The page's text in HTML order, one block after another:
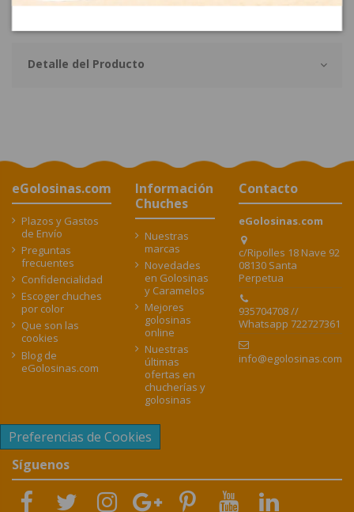
BOLAS JOYEROS SOY LUNA 24uds son 24 bolas con caramelos
Detalle del Producto
eGolosinas.com
Plazos y Gastos
de Envío
Preguntas
frecuentes
Confidencialidad
Escoger chuches
por color
Que son las
cookies
Blog de
eGolosinas.com
Información
Chuches
Nuestras
marcas
Novedades
en Golosinas
y Caramelos
Mejores
golosinas
online
Nuestras
últimas
ofertas en
chucherías y
golosinas
Contacto
eGolosinas.com
c/Ripolles 18 Nave 92
08130 Santa
Perpetua
935704708 //
Whatsapp 722727361
info@egolosinas.com
Preferencias de Cookies
Síguenos